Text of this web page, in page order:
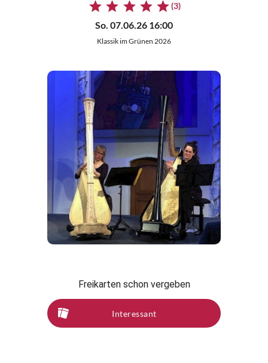
(3)
So. 07.06.26 16:00
Klassik im Grünen 2026
Freikarten schon vergeben
Interessant